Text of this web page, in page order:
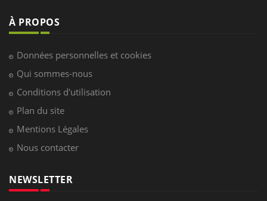
À PROPOS
Données personnelles et cookies
Qui sommes-nous
Conditions d'utilisation
Plan du site
Mentions Légales
Nous contacter
NEWSLETTER